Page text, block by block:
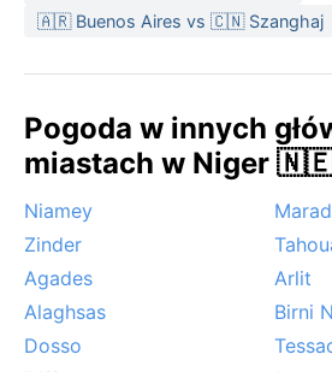
🇦🇷 Buenos Aires vs 🇨🇳 Szanghaj
Pogoda w innych
miastach w Niger
Niamey
Zinder
Agades
Arlit
Alaghsas
Birni
Dosso